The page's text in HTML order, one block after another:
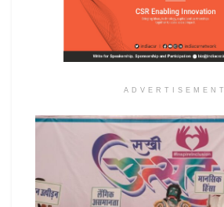
ADVERTISEMENT